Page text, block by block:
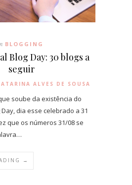
BLOGGING
Blog Day: 30 blogs a
seguir
ALVES DE SOUSA
soube da existência do
dia esse celebrado a 31
que os números 31/08 se
→